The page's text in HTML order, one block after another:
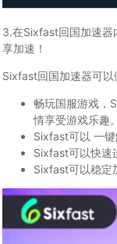
3.在Sixfast回国加速器
享加速！
Sixfast回国加速器可以
畅玩国服游戏，
情享受游戏乐趣。
Sixfast可以 一键
Sixfast可以快速
Sixfast可以稳定